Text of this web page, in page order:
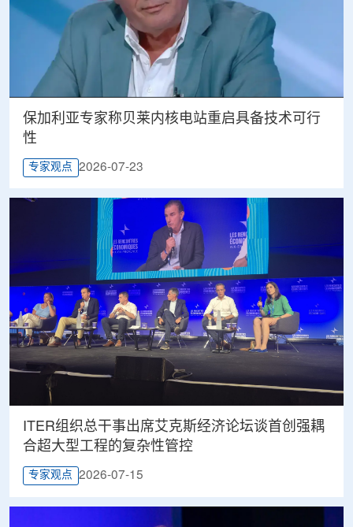
保加利亚专家称贝莱内核电站重启具备技术可行
性
专家观点 2026-07-23
ITER组织总干事出席艾克斯经济论坛谈首创强耦
合超大型工程的复杂性管控
专家观点 2026-07-15